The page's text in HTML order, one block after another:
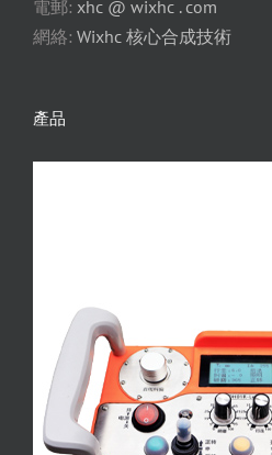
電郵: xhc @ wixhc . com
網絡: Wixhc 核心合成技術
產品